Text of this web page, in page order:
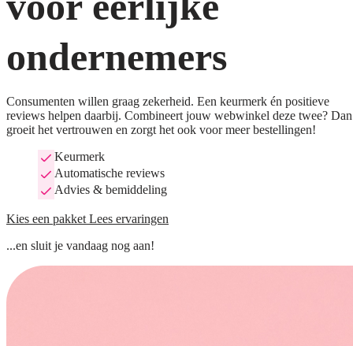
ondernemers
Consumenten willen graag zekerheid. Een keurmerk én positieve
reviews helpen daarbij. Combineert jouw webwinkel deze twee? Dan
groeit het vertrouwen en zorgt het ook voor meer bestellingen!
Keurmerk
Automatische reviews
Advies & bemiddeling
Kies een pakket Lees ervaringen
...en sluit je vandaag nog aan!